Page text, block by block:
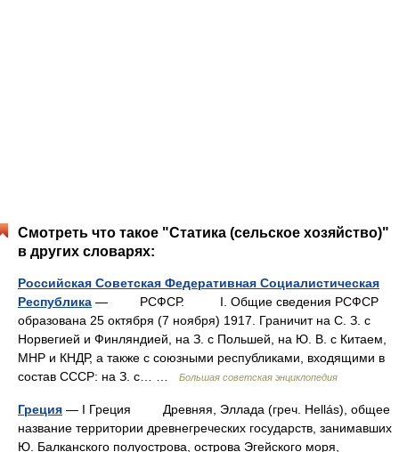
Смотреть что такое "Статика (сельское хозяйство)"
в других словарях:
Российская Советская Федеративная Социалистическая
Республика — РСФСР. I. Общие сведения РСФСР
образована 25 октября (7 ноября) 1917. Граничит на С. З. с
Норвегией и Финляндией, на З. с Польшей, на Ю. В. с Китаем,
МНР и КНДР, а также с союзными республиками, входящими в
состав СССР: на З. с… …
Большая советская энциклопедия
Греция — I Греция Древняя, Эллада (греч. Hellás), общее
название территории древнегреческих государств, занимавших
Ю. Балканского полуострова, острова Эгейского моря,